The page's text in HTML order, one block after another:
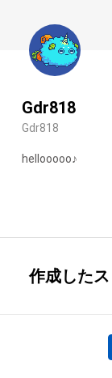
Gdr818
Gdr818
hellooooo♪
作成した